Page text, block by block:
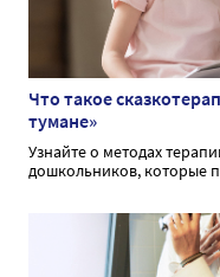
Что такое
тумане»
Узнайте о методах
дошкольников, которые